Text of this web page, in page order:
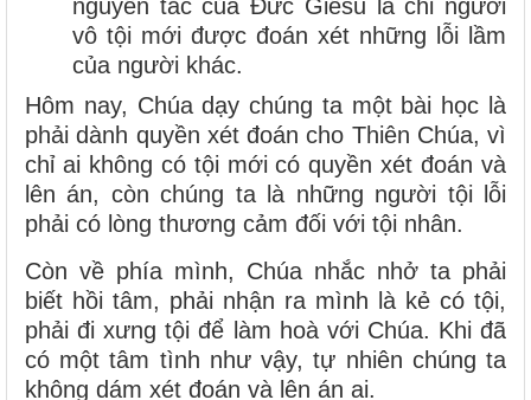
nguyên tắc của Đức Giêsu là chỉ người
vô tội mới được đoán xét những lỗi lầm
của người khác.
Hôm nay, Chúa dạy chúng ta một bài học là
phải dành quyền xét đoán cho Thiên Chúa, vì
chỉ ai không có tội mới có quyền xét đoán và
lên án, còn chúng ta là những người tội lỗi
phải có lòng thương cảm đối với tội nhân.
Còn về phía mình, Chúa nhắc nhở ta phải
biết hồi tâm, phải nhận ra mình là kẻ có tội,
phải đi xưng tội để làm hoà với Chúa. Khi đã
có một tâm tình như vậy, tự nhiên chúng ta
không dám xét đoán và lên án ai.